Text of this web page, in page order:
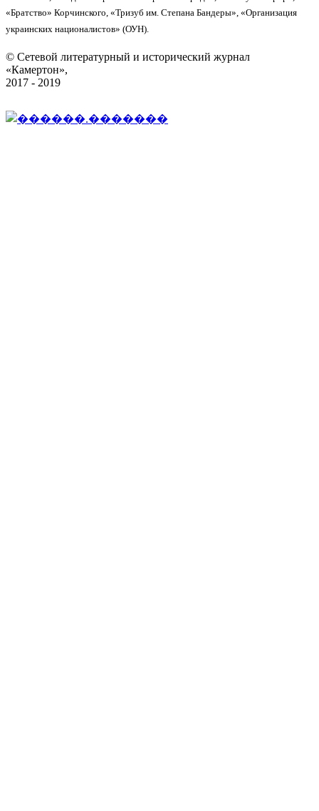
«Братство» Корчинского, «Тризуб им. Степана Бандеры», «Организация
украинских националистов» (ОУН).
© Сетевой литературный и исторический журнал
«Камертон»,
2017 - 2019